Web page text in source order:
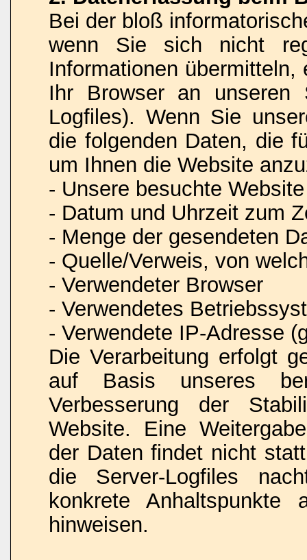
Bei der bloß
wenn Sie sich nicht
Informationen
Ihr Browser an unseren
Logfiles). Wenn Sie
die folgenden Daten, die
um Ihnen die Website
- Unsere besuchte Website
- Datum und Uhrzeit zum
- Menge der gesendeten
- Quelle/Verweis, von
- Verwendeter Browser
- Verwendetes
- Verwendete IP-Adresse
Die Verarbeitung erfolgt
auf Basis unseres
Verbesserung der
Website. Eine
der Daten findet nicht
die Server-Logfiles
konkrete Anhaltspunkte
hinweisen.